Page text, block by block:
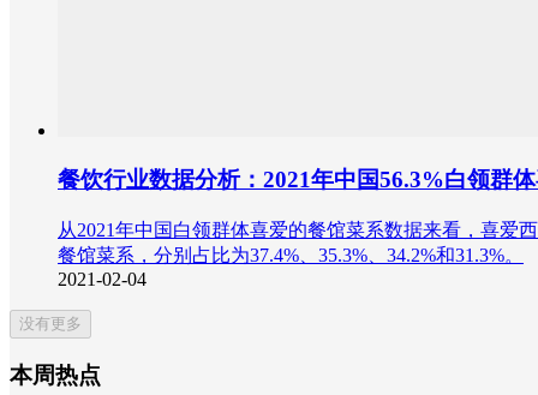
餐饮行业数据分析：2021年中国56.3%白领群
从2021年中国白领群体喜爱的餐馆菜系数据来看，喜爱
餐馆菜系，分别占比为37.4%、35.3%、34.2%和31.3%。
2021-02-04
没有更多
本周热点